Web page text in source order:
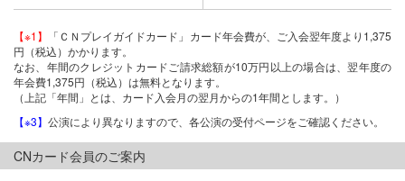
【※1】
「ＣＮプレイガイドカード」カード年会費が、ご入会翌年度より1,375
円（税込）かかります。
なお、年間のクレジットカードご請求総額が10万円以上の場合は、翌年度の
年会費1,375円（税込）は無料となります。
（上記「年間」とは、カード入会月の翌月からの1年間とします。）
【※3】 公演により異なりますので、各公演の受付ページをご確認ください。
CNカード会員のご案内